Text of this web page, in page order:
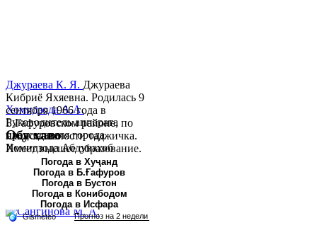
Хомидзода А.А.
Руководитель аппарата
председателя города
Хомидзода Абдувахоб
Абдумаджид родился 8
июня 1978 года в городе
Худжанде. По
национальности...
Джураева К. Я. Джураева
Кибриё Яхяевна. Родилась 9
сентября 1966 года в
Б.Гафуровском районе, по
национальности таджичка.
Имеет высшее образование.
В 1997 ...
Обу хаво
Погода в Хуҷанд
Погода в Б.Ғафуров
Погода в Бустон
Погода в Конибодом
Погода в Исфара